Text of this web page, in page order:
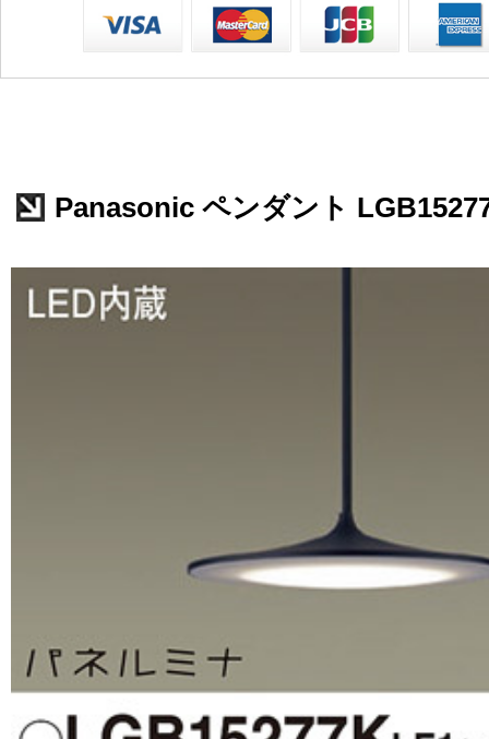
Panasonic ペンダント